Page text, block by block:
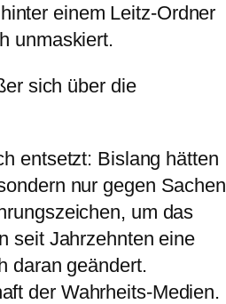
einem Leitz-Ordner
unmaskiert.
sich über die
entsetzt: Bislang hätten
nur gegen Sachen
um das
seit Jahrzehnten eine
daran geändert.
der Wahrheits-Medien.